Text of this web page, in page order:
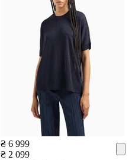
₴ 6 999
₴ 2 099